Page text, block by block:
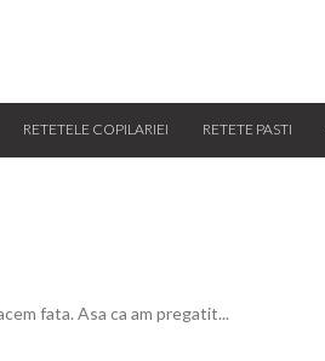
RETETELE COPILARIEI RETETE PASTI
fata. Asa ca am pregatit...